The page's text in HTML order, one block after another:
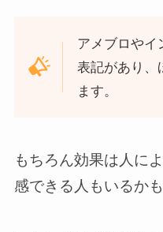
アメブロやイ
表記があり、
ます。
もちろん効果は人に
感できる人もいるか